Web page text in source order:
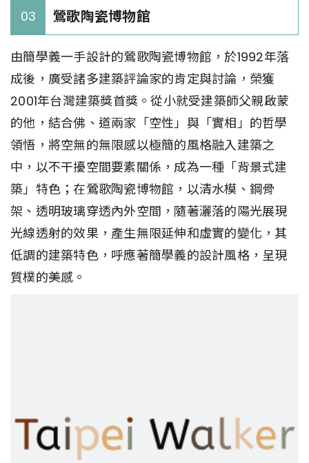
03 鶯歌陶瓷博物館
由簡學義一手設計的鶯歌陶瓷博物館，於1992年落
成後，廣受諸多建築評論家的肯定與討論，榮獲
2001年台灣建築獎首獎。從小就受建築師父親啟蒙
的他，結合佛、道兩家「空性」與「實相」的哲學
領悟，將空無的無限感以極簡的風格融入建築之
中，以不干擾空間要素關係，成為一種「背景式建
築」特色；在鶯歌陶瓷博物館，以清水模、鋼骨
架、透明玻璃穿透內外空間，隨著灑落的陽光展現
光線透射的效果，產生無限延伸和虛實的變化，其
低調的建築特色，呼應著簡學義的設計風格，呈現
質樸的美感。